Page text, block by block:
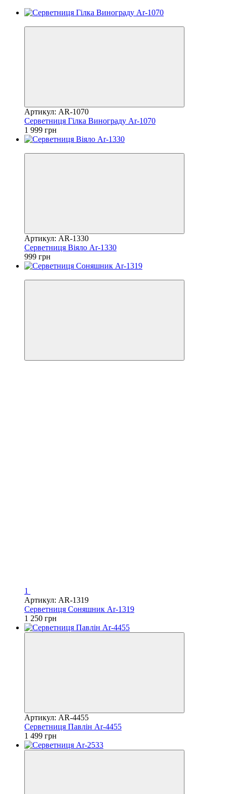
Артикул: AR-1070
Серветниця Гілка Винограду Ar-1070
1 999 грн
Артикул: AR-1330
Серветниця Віяло Ar-1330
999 грн
1
Артикул: AR-1319
Серветниця Соняшник Ar-1319
1 250 грн
Артикул: AR-4455
Серветниця Павлін Ar-4455
1 499 грн